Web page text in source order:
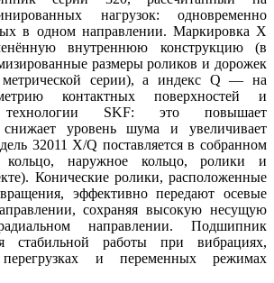
нагрузок: одновременно
в одном направлении. Маркировка X
внутреннюю конструкцию (в
размеры роликов и дорожек
метрической серии), а индекс Q — на
контактных поверхностей и
SKF: это повышает
снижает уровень шума и увеличивает
32011 X/Q поставляется в собранном
кольцо, наружное кольцо, ролики и
Конические ролики, расположенные
эффективно передают осевые
сохраняя высокую несущую
направлении. Подшипник
стабильной работы при вибрациях,
перегрузках и переменных режимах